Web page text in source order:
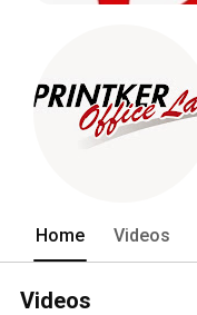
Home Videos
Videos